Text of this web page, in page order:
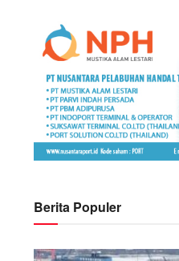
Berita Populer